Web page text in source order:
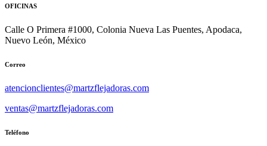
OFICINAS
Calle O Primera #1000, Colonia Nueva Las Puentes, Apodaca,
Nuevo León, México
Correo
atencionclientes@martzflejadoras.com
ventas@martzflejadoras.com
Teléfono